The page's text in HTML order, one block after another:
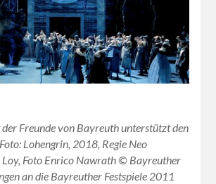
Freunde von Bayreuth unterstützt den
Lohengrin, 2018, Regie Neo
Loy, Foto Enrico Nawrath © Bayreuther
an die Bayreuther Festspiele 2011